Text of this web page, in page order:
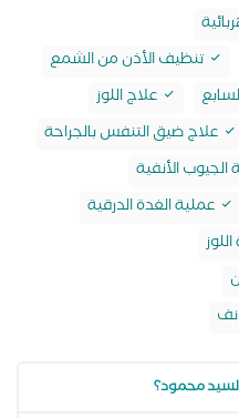
تنظيف الأذن من الشمع
علاج اللوز
علاج ضيق التنفس بالجراحة
الجيوب الأنفية
عملية الغدة الدرقية
محمود؟